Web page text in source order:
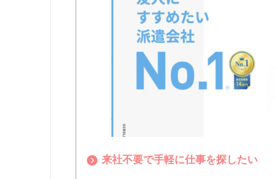
来社不要で手軽に仕事を探したい